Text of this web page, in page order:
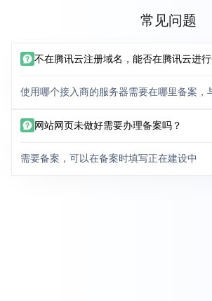
常见问题
不在腾讯云注册域名，能否在腾讯云进行
使用哪个接入商的服务器需要在哪里备案，
网站网页未做好需要办理备案吗？
需要备案，可以在备案时填写正在建设中